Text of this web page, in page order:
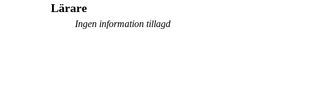
Lärare
Ingen information tillagd